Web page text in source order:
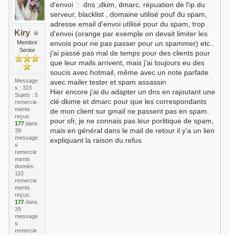
Kiry
Membre
Senior
Message
s : 323
Sujets : 5
remercie
ments
reçus:
177dans
39
message
s
remercie
ments
donnés:
110
remercie
ments
reçus:
177dans
39
message
s
remercie
d'envoi : dns ,dkim, dmarc, répuation de l'ip du
serveur, blacklist , domaine utilisé pouf du spam,
adresse email d'envoi utilisé pour du spam, trop
d'envoi (orange par exemple on devait limiter les
envois pour ne pas passer pour un spammer) etc..
j'ai passé pas mal de temps pour des clients pour
que leur mails arrivent, mais j'ai toujours eu des
soucis avec hotmail, même avec un note parfaite
avec mailer tester et spam assassin
Hier encore j'ai du adapter un dns en rajoutant une
clé dkime et dmarc pour que les correspondants
de mon client sur gmail ne passent pas en spam.
pour sfr, je ne connais pas leur porlitique de spam,
mais en général dans le mail de retour il y'a un lien
expliquant la raison du refus